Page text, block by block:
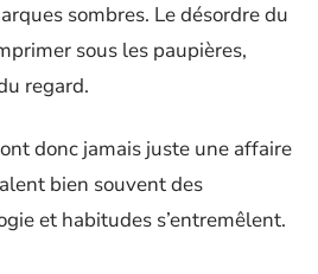
sombres. Le désordre du
sous les paupières,
regard.
donc jamais juste une affaire
bien souvent des
et habitudes s’entremêlent.